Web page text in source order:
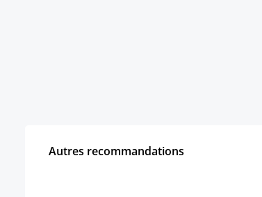
Autres recommandations